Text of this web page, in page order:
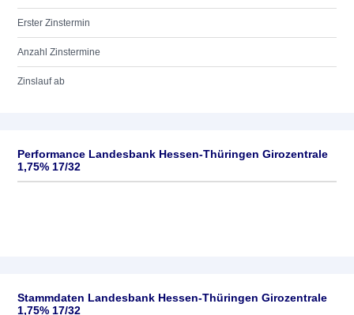
Erster Zinstermin
Anzahl Zinstermine
Zinslauf ab
Performance Landesbank Hessen-Thüringen Girozentrale
1,75% 17/32
Stammdaten Landesbank Hessen-Thüringen Girozentrale
1,75% 17/32